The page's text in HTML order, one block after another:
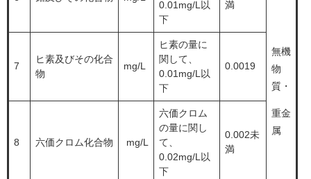
無機
物
質・
重金
属
0.01mg/L以
下
満
7
ヒ素及びその化合
物
mg/L
ヒ素の量に
関して、
0.01mg/L以
下
0.0019
8 六価クロム化合物 mg/L
六価クロム
の量に関し
て、
0.02mg/L以
下
0.002未
満